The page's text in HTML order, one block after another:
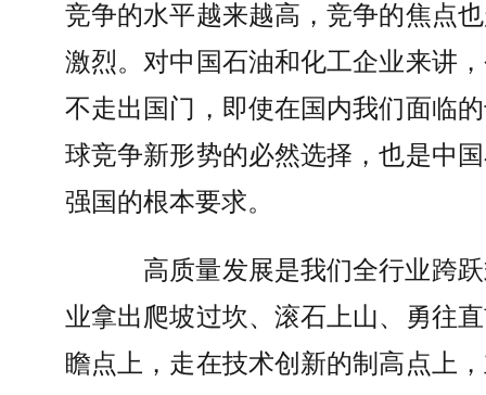
竞争的水平越来越高，竞争的焦点
激烈。对中国石油和化工企业来讲
不走出国门，即使在国内我们面临
球竞争新形势的必然选择，也是中
强国的根本要求。
高质量发展是我们全行业跨
业拿出爬坡过坎、滚石上山、勇往
瞻点上，走在技术创新的制高点上